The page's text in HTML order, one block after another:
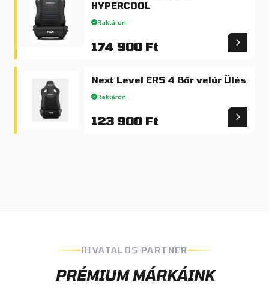
HYPERCOOL
Raktáron
174 900 Ft
Next Level ERS 4 Bőr velúr Ülés
Raktáron
123 900 Ft
HIVATALOS PARTNER
PRÉMIUM MÁRKÁINK